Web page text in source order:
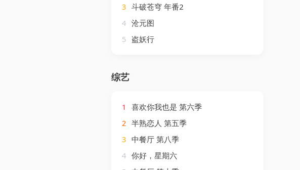
3 斗破苍穹 年番2
4 沧元图
5 盗妖行
综艺
1
喜欢你我也是 第六季
2 半熟恋人 第五季
3 中餐厅 第八季
4 你好，星期六